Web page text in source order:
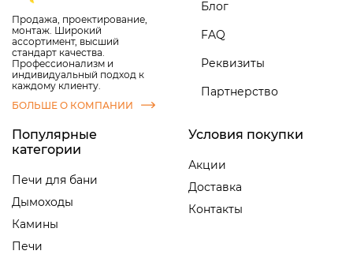
Продажа, проектирование,
монтаж. Широкий
ассортимент, высший
стандарт качества.
Профессионализм и
индивидуальный подход к
каждому клиенту.
БОЛЬШЕ О КОМПАНИИ
Блог
FAQ
Реквизиты
Партнерство
Популярные
категории
Печи для бани
Дымоходы
Камины
Печи
Условия покупки
Акции
Доставка
Контакты